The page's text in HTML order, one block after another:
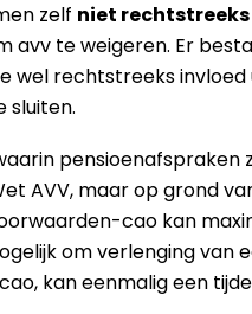
zelf niet
avv te weigeren. Er
wel rechtstreeks
sluiten.
AVV, maar op grond
cao kan
om verlenging
kan eenmalig een